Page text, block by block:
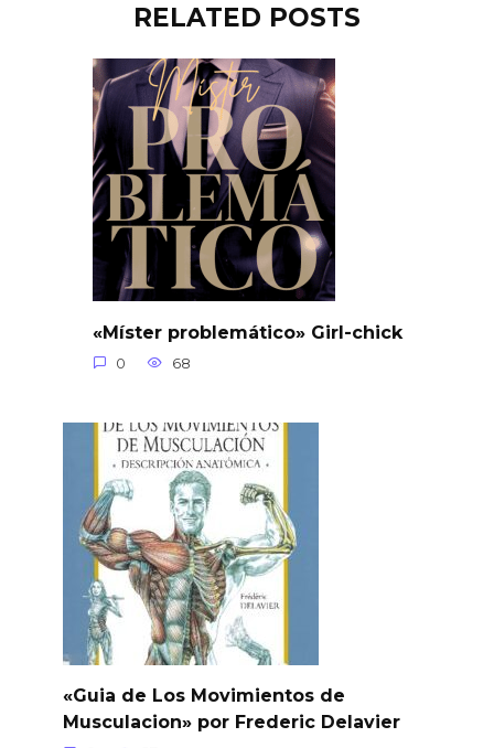
RELATED POSTS
«Míster problemático» Girl-chick
0 68
«Guia de Los Movimientos de
Musculacion» por Frederic Delavier